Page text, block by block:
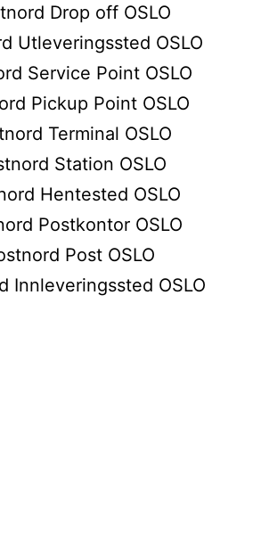
Drop off OSLO
Utleveringssted OSLO
Service Point OSLO
Pickup Point OSLO
Terminal OSLO
Station OSLO
Hentested OSLO
Postkontor OSLO
Post OSLO
Innleveringssted OSLO